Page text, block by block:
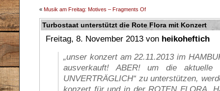
« Musik am Freitag: Motives – Fragments Of
Turbostaat unterstützt die Rote Flora mit Konzert
Freitag, 8. November 2013 von heikoheftich
„unser konzert am 22.11.2013 im
ausverkauft! ABER! um die aktuelle
UNVERTRÄGLICH“ zu unterstützen,